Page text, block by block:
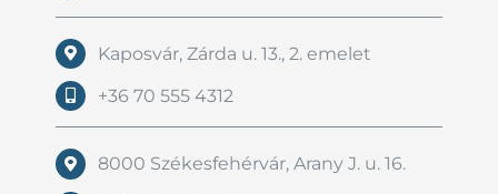
Kaposvár, Zárda u. 13., 2. emelet
+36 70 555 4312
8000 Székesfehérvár, Arany J. u. 16.